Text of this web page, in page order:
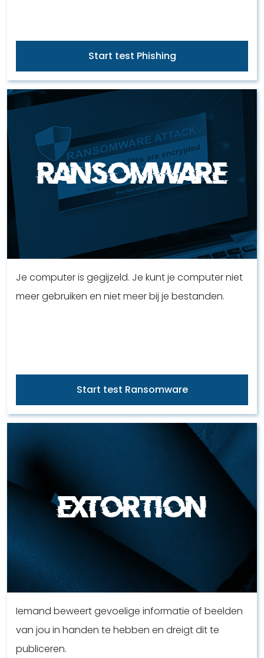
Start test Phishing
Ransomware
Je computer is gegijzeld. Je kunt je computer niet
meer gebruiken en niet meer bij je bestanden.
Start test Ransomware
Extortion
Iemand beweert gevoelige informatie of beelden
van jou in handen te hebben en dreigt dit te
publiceren.